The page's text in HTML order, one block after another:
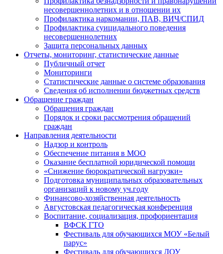
несовершеннолетних и в отношении их
Профилактика наркомании, ПАВ, ВИЧ/СПИД
Профилактика суицидального поведения
несовершеннолетних
Защита персональных данных
Отчеты, мониторинг, статистические данные
Публичный отчет
Мониторинги
Статистические данные о системе образования
Сведения об исполнении бюджетных средств
Обращение граждан
Обращения граждан
Порядок и сроки рассмотрения обращений
граждан
Направления деятельности
Надзор и контроль
Обеспечение питания в МОО
Оказание бесплатной юридической помощи
«Снижение бюрократической нагрузки»
Подготовка муниципальных образовательных
организаций к новому уч.году
Финансово-хозяйственная деятельность
Августовская педагогическая конференция
Воспитание, социализация, профориентация
ВФСК ГТО
Фестиваль для обучающихся МОУ «Белый
парус»
Фестиваль для обучающихся ДОУ